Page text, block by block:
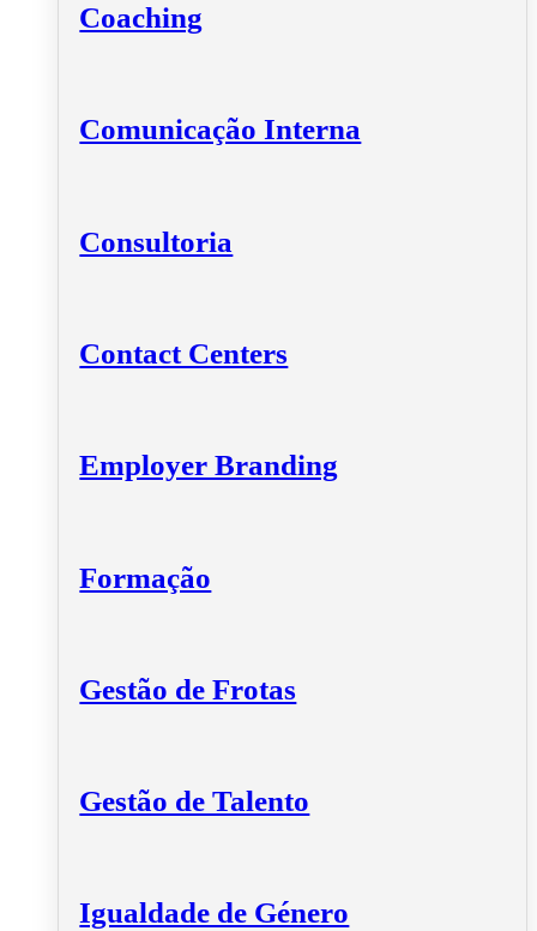
Coaching
Comunicação Interna
Consultoria
Contact Centers
Employer Branding
Formação
Gestão de Frotas
Gestão de Talento
Igualdade de Género